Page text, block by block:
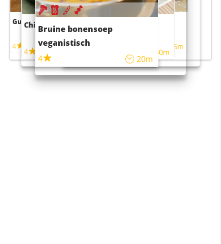
Guacamole
4
Chili con carne
4 45m
Bruine bonensoep
veganistisch
4
20m
Sushi rijstsalade
maaltijdsalade
40m
4 55m